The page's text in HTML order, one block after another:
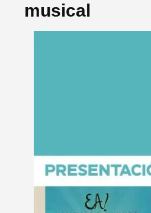
musical